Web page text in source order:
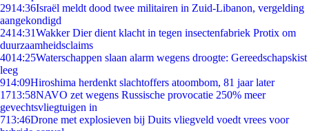
2914:36Israël meldt dood twee militairen in Zuid-Libanon, vergelding
aangekondigd
2414:31Wakker Dier dient klacht in tegen insectenfabriek Protix om
duurzaamheidsclaims
4014:25Waterschappen slaan alarm wegens droogte: Gereedschapskist
leeg
914:09Hiroshima herdenkt slachtoffers atoombom, 81 jaar later
1713:58NAVO zet wegens Russische provocatie 250% meer
gevechtsvliegtuigen in
713:46Drone met explosieven bij Duits vliegveld voedt vrees voor